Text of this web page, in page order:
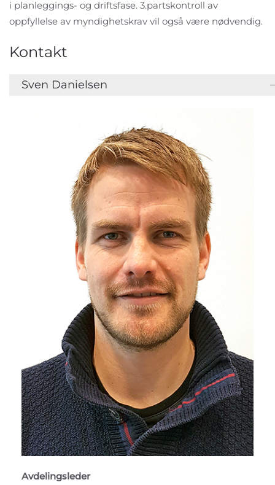
i planleggings- og driftsfase. 3.partskontroll av
oppfyllelse av myndighetskrav vil også være nødvendig.
Kontakt
Sven Danielsen
Avdelingsleder